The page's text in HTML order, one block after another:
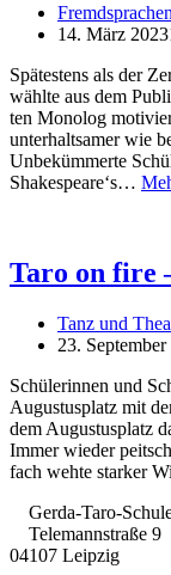
Fremdsprachen
14. März 2023
Spä­tes­tens als der
wähl­te aus dem
ten Mono­log
unter­halt­sa­mer wie
Unbe­küm­mer­te
Shakespeare‘s…
Taro on fire
Tanz und
23. September
Schü­le­rin­nen und
Augus­tus­platz mit
dem Augus­tus­platz
Immer wie­der
fach weh­te star­ker
Gerda-Taro-
Telemannstraße 9
04107 Leipzig